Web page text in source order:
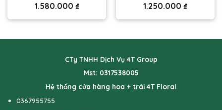
1.580.000 ₫
1.250.000 ₫
CTy TNHH Dịch Vụ 4T Group
Mst: 0317538005
Hệ thống cửa hàng hoa + trái 4T Floral
0367955755